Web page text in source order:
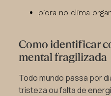
piora no clima
Como identificar
mental fragilizada
Todo mundo passa por
tristeza ou falta de